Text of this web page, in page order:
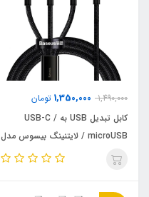
1,490,000
1,350,000 تومان
کابل تبدیل USB به USB-C /
microUSB / لایتنینگ بیسوس مدل
Tungsten Gold 3in1 طول 1.5 متر